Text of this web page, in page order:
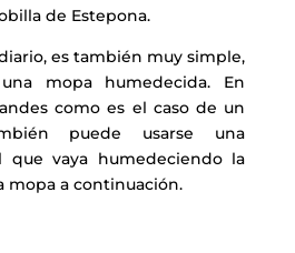
de Estepona.
es también muy simple,
mopa humedecida. En
como es el caso de un
puede usarse una
que vaya humedeciendo la
mopa a continuación.